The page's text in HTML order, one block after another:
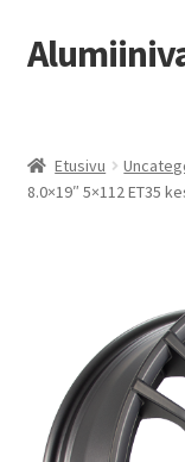
Siirry
navigointiin
Siirry
sisältöön
Kauppa
Vanteiden osto-
Auton renkaat
Etusivu
8.0×19″ 5×112 ET35